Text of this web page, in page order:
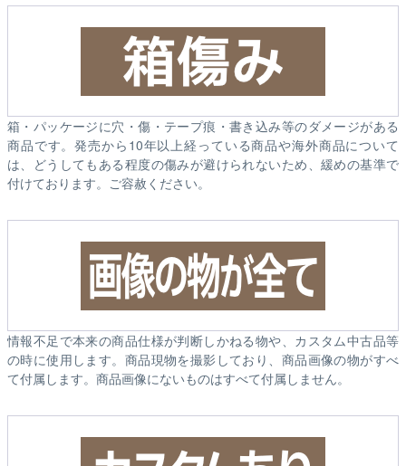
箱・パッケージに穴・傷・テープ痕・書き込み等のダメージがある
商品です。発売から10年以上経っている商品や海外商品について
は、どうしてもある程度の傷みが避けられないため、緩めの基準で
付けております。ご容赦ください。
情報不足で本来の商品仕様が判断しかねる物や、カスタム中古品等
の時に使用します。商品現物を撮影しており、商品画像の物がすべ
て付属します。商品画像にないものはすべて付属しません。